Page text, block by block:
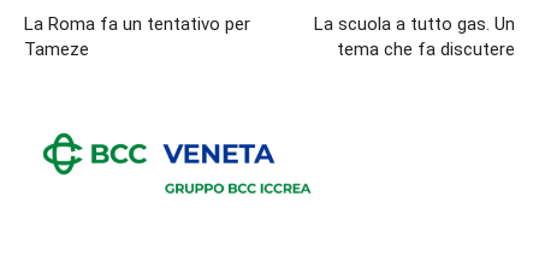
La Roma fa un tentativo per
Tameze
La scuola a tutto gas. Un
tema che fa discutere